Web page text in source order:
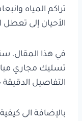
تراكم المياه
الأحيان إلى
في هذا
تسليك مجاري
التفاصيل
بالإضافة الى